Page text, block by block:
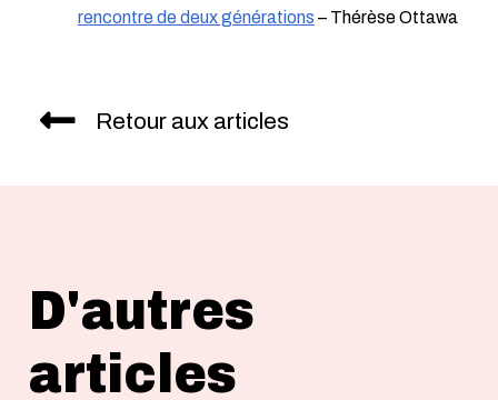
rencontre de deux générations – Thérèse Ottawa
Retour aux articles
D'autres
articles